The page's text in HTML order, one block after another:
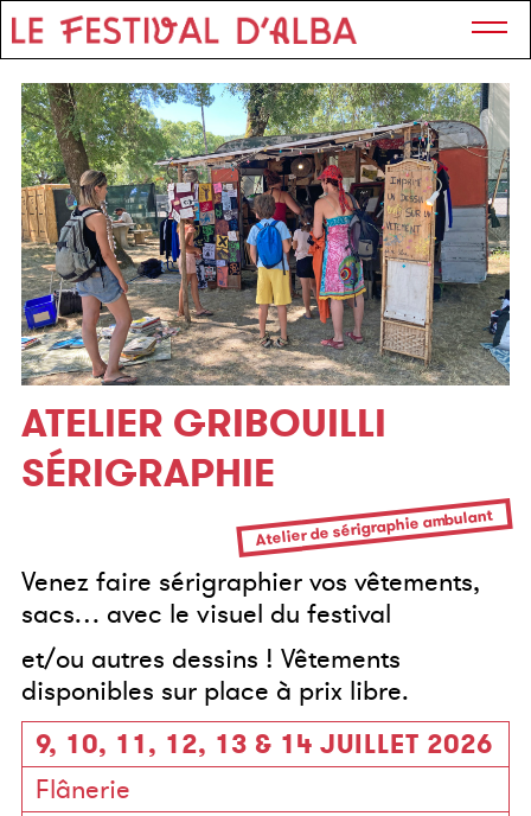
ATELIER GRIBOUILLI
SÉRIGRAPHIE
Atelier de sérigraphie ambulant
Venez faire sérigraphier vos vêtements,
sacs… avec le visuel du festival
et/ou autres dessins ! Vêtements
disponibles sur place à prix libre.
9, 10, 11, 12, 13 & 14 JUILLET 2026
Flânerie